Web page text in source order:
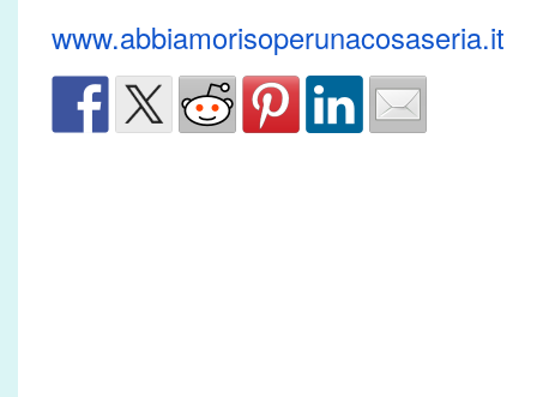
www.abbiamorisoperunacosaseria.it